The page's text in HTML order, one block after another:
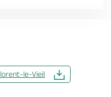
le-Vieil